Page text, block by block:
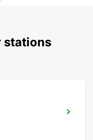
stations